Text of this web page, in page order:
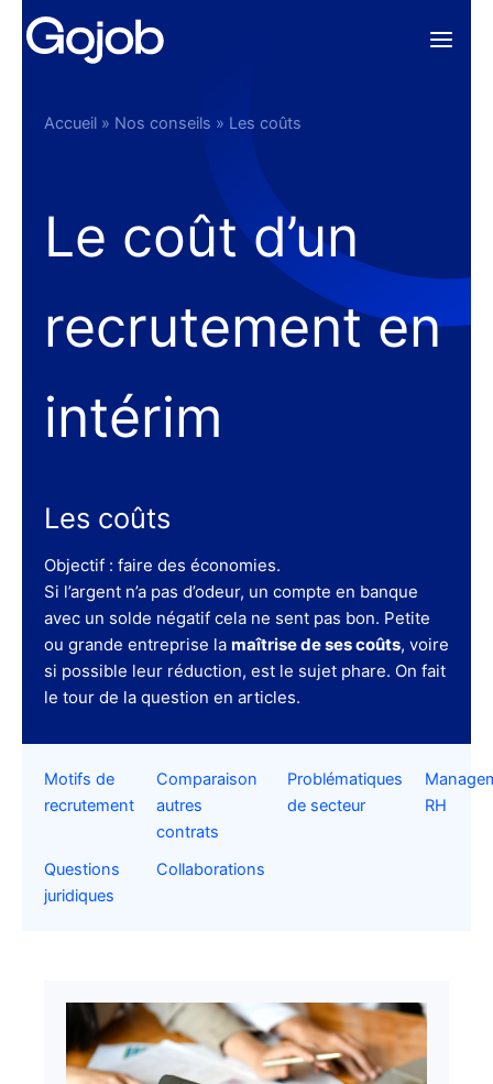
Accueil » Nos conseils » Les coûts
Le coût d’un
recrutement en
intérim
Les coûts
Objectif : faire des économies.
Si l’argent n’a pas d’odeur, un compte en banque
avec un solde négatif cela ne sent pas bon. Petite
ou grande entreprise la maîtrise de ses coûts, voire
si possible leur réduction, est le sujet phare. On fait
le tour de la question en articles.
Motifs de
recrutement
Comparaison
autres
contrats
Problématiques
de secteur
RH
Questions
juridiques
Collaborations